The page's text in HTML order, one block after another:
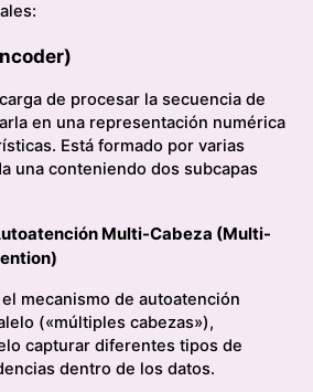
de procesar la secuencia de
en una representación numérica
Está formado por varias
una conteniendo dos subcapas
Multi-Cabeza (Multi-
mecanismo de autoatención
(«múltiples cabezas»),
capturar diferentes tipos de
dentro de los datos.